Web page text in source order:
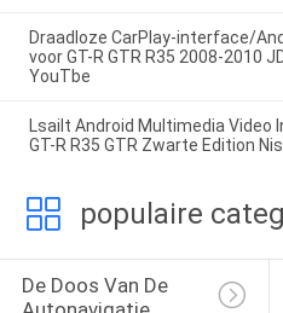
Draadloze CarPlay-interface/
voor GT-R GTR R35 2008-2010
YouTbe
Lsailt Android Multimedia Video
GT-R R35 GTR Zwarte Edition
populaire
De Doos Van De